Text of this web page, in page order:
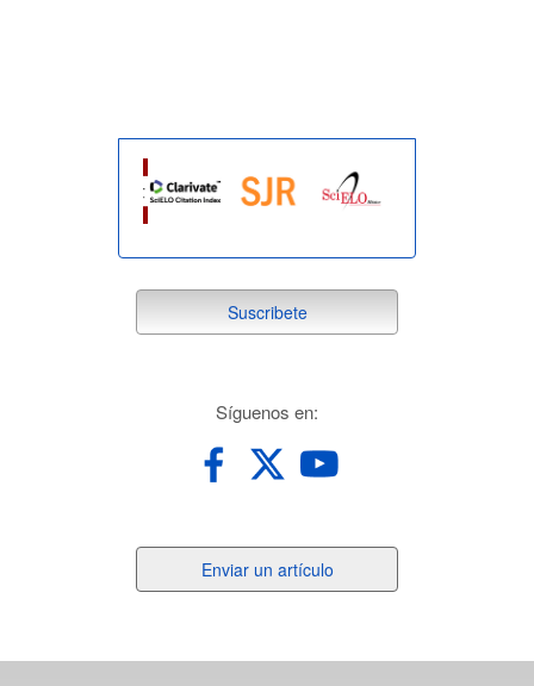
suscribete
Suscribete
Síguenos en:
un
Enviar un artículo